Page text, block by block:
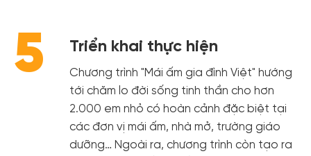
5 Triển khai thực hiện
Chương trình "Mái ấm gia đình Việt" hướng
tới chăm lo đời sống tinh thần cho hơn
2.000 em nhỏ có hoàn cảnh đặc biệt tại
các đơn vị mái ấm, nhà mở, trường giáo
dưỡng… Ngoài ra, chương trình còn tạo ra